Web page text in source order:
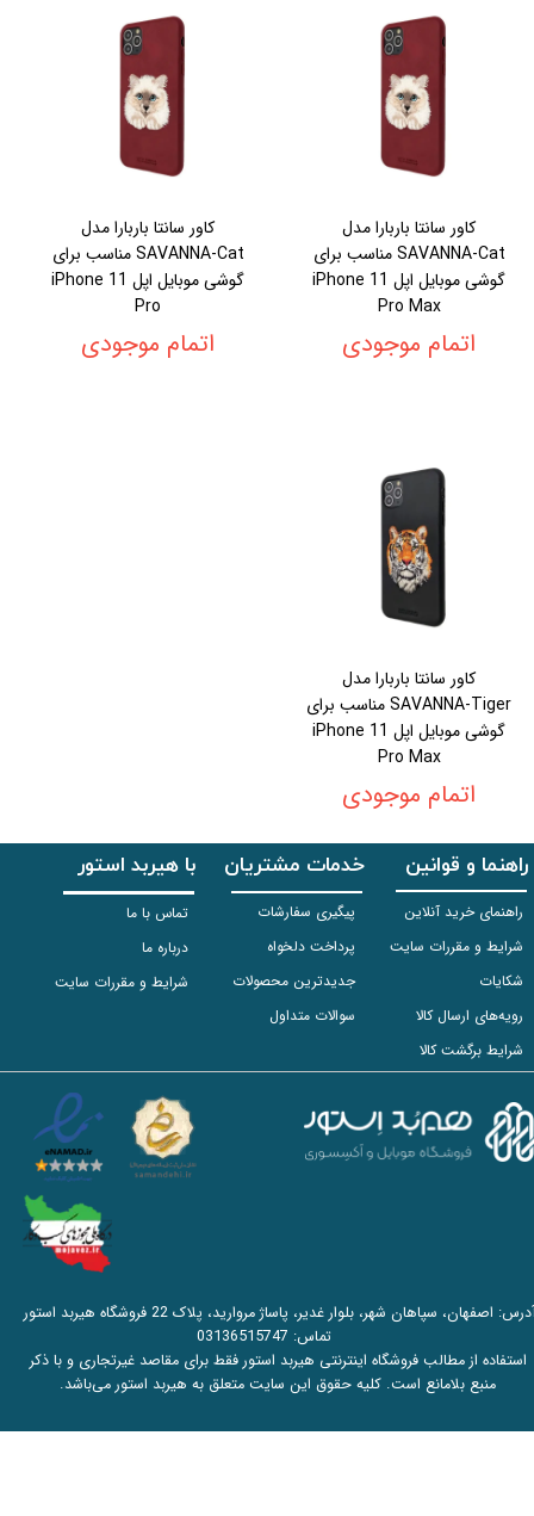
کاور سانتا باربارا مدل
SAVANNA-Cat مناسب برای
گوشی موبایل اپل iPhone 11
Pro Max
اتمام موجودی
کاور سانتا باربارا مدل
SAVANNA-Cat مناسب برای
گوشی موبایل اپل iPhone 11
Pro
اتمام موجودی
کاور سانتا باربارا مدل
SAVANNA-Tiger مناسب برای
گوشی موبایل اپل iPhone 11
Pro Max
اتمام موجودی
راهنما و قوانین
راهنمای خرید آنلاین
شرایط و مقررات سایت
شکایات
رویه‌های ارسال کالا
شرایط برگشت کالا
خدمات مشتریان
پیگیری سفارشات
پرداخت دلخواه
جدیدترین محصولات
سوالات متداول
با هیربد استور
تماس با ما
درباره ما
شرایط و مقررات سایت
آدرس: اصفهان، سپاهان شهر، بلوار غدیر، پاساژ مروارید، پلاک 22 فروشگاه هیربد استور
تماس: 03136515747
استفاده از مطالب فروشگاه اینترنتی هیربد استور فقط برای مقاصد غیرتجاری و با ذکر
منبع بلامانع است. کلیه حقوق این سایت متعلق به هیربد استور می‌باشد.​​​​​​​